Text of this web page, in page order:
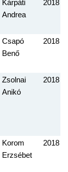
Kárpáti
Andrea
2018
Csapó
Benő
2018
Zsolnai
Anikó
2018
Korom
Erzsébet
2018